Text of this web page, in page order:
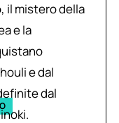
il mistero della
e la
e dal
dal